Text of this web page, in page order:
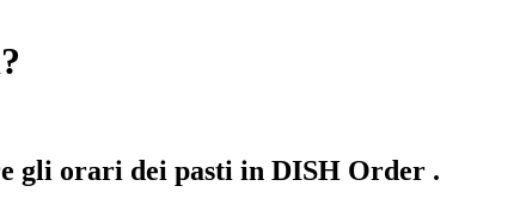
gli orari dei pasti in DISH Order .